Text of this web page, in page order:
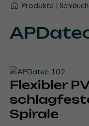
Produkte
Flexibler
Spirale